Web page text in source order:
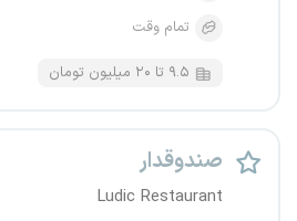
تمام وقت
۹.۵ تا ۲۰ میلیون تومان
صندوقدار
Ludic Restaurant